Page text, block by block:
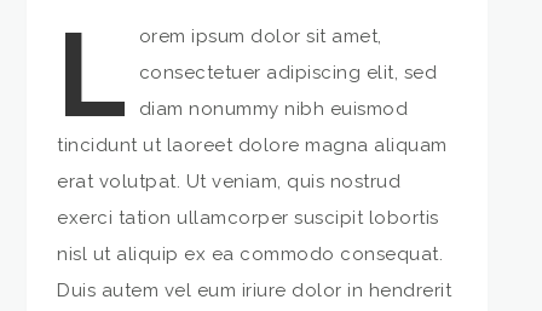
L
orem ipsum dolor sit amet,
consectetuer adipiscing elit, sed
diam nonummy nibh euismod
tincidunt ut laoreet dolore magna aliquam
erat volutpat. Ut veniam, quis nostrud
exerci tation ullamcorper suscipit lobortis
nisl ut aliquip ex ea commodo consequat.
Duis autem vel eum iriure dolor in hendrerit